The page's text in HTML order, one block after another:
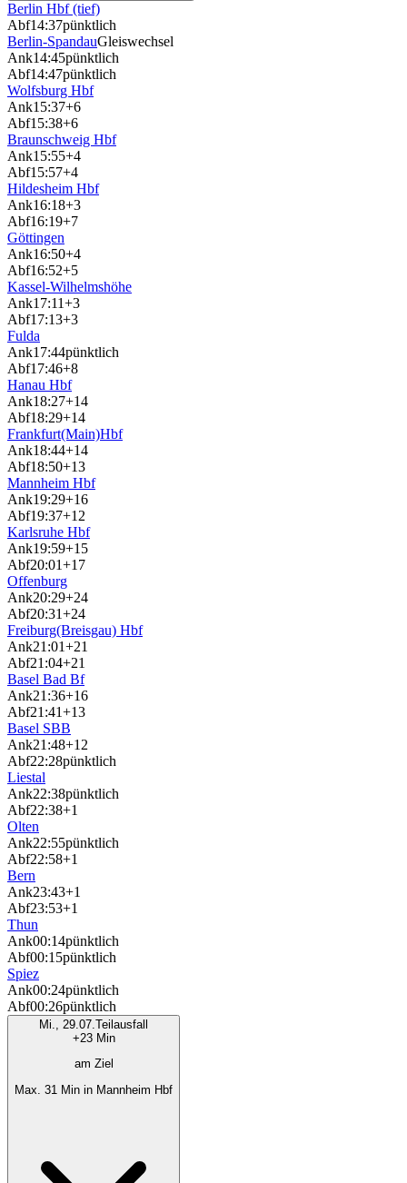
Berlin Hbf (tief)
Abf14:37pünktlich
Berlin-SpandauGleiswechsel
Ank14:45pünktlich
Abf14:47pünktlich
Wolfsburg Hbf
Ank15:37+6
Abf15:38+6
Braunschweig Hbf
Ank15:55+4
Abf15:57+4
Hildesheim Hbf
Ank16:18+3
Abf16:19+7
Göttingen
Ank16:50+4
Abf16:52+5
Kassel-Wilhelmshöhe
Ank17:11+3
Abf17:13+3
Fulda
Ank17:44pünktlich
Abf17:46+8
Hanau Hbf
Ank18:27+14
Abf18:29+14
Frankfurt(Main)Hbf
Ank18:44+14
Abf18:50+13
Mannheim Hbf
Ank19:29+16
Abf19:37+12
Karlsruhe Hbf
Ank19:59+15
Abf20:01+17
Offenburg
Ank20:29+24
Abf20:31+24
Freiburg(Breisgau) Hbf
Ank21:01+21
Abf21:04+21
Basel Bad Bf
Ank21:36+16
Abf21:41+13
Basel SBB
Ank21:48+12
Abf22:28pünktlich
Liestal
Ank22:38pünktlich
Abf22:38+1
Olten
Ank22:55pünktlich
Abf22:58+1
Bern
Ank23:43+1
Abf23:53+1
Thun
Ank00:14pünktlich
Abf00:15pünktlich
Spiez
Ank00:24pünktlich
Abf00:26pünktlich
Mi., 29.07.Teilausfall
+23 Min
am Ziel
Max. 31 Min in Mannheim Hbf